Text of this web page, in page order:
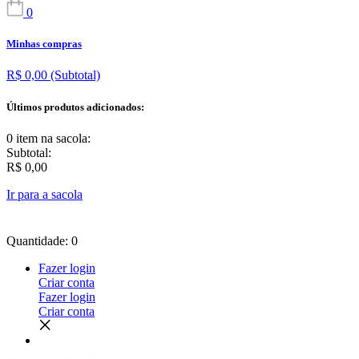
0
Minhas compras
R$ 0,00 (Subtotal)
Últimos produtos adicionados:
0 item na sacola:
Subtotal:
R$ 0,00
Ir para a sacola
Quantidade: 0
Fazer login
Criar conta
Fazer login
Criar conta